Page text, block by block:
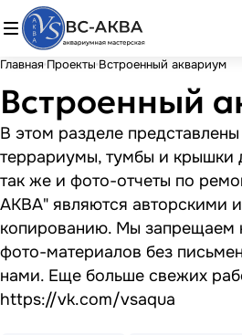
Главная Проекты Встроенный аквариум
Встроенный
В этом разделе
террариумы, тумбы и крышки
так же и фото-отчеты по
АКВА" являются авторскими
копированию. Мы запрещаем
фото-материалов без
нами. Еще больше свежих
https://vk.com/vsaqua